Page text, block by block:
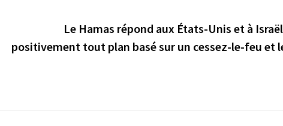
Le Hamas répond aux États-Unis et à
positivement tout plan basé sur un cessez-le-feu et